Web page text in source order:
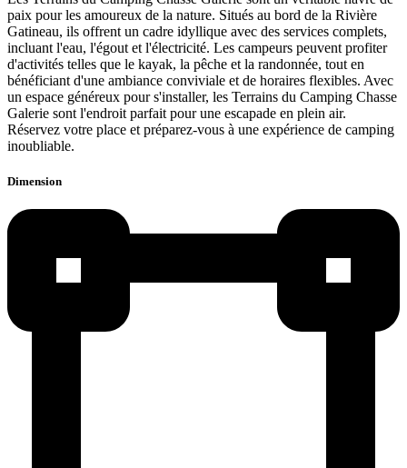
paix pour les amoureux de la nature. Situés au bord de la Rivière
Gatineau, ils offrent un cadre idyllique avec des services complets,
incluant l'eau, l'égout et l'électricité. Les campeurs peuvent profiter
d'activités telles que le kayak, la pêche et la randonnée, tout en
bénéficiant d'une ambiance conviviale et de horaires flexibles. Avec
un espace généreux pour s'installer, les Terrains du Camping Chasse
Galerie sont l'endroit parfait pour une escapade en plein air.
Réservez votre place et préparez-vous à une expérience de camping
inoubliable.
Dimension